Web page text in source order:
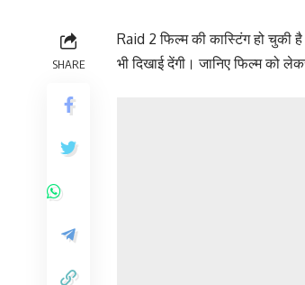
SHARE
Raid 2 फिल्म की कास्टिंग हो चुकी
भी दिखाई देंगी। जानिए फिल्म को